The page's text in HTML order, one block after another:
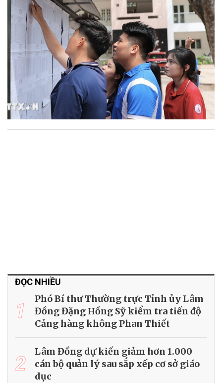
ĐỌC NHIỀU
1
Phó Bí thư Thường trực Tỉnh ủy Lâm
Đồng Đặng Hồng Sỹ kiểm tra tiến độ
Cảng hàng không Phan Thiết
2
Lâm Đồng dự kiến giảm hơn 1.000
cán bộ quản lý sau sắp xếp cơ sở giáo
dục